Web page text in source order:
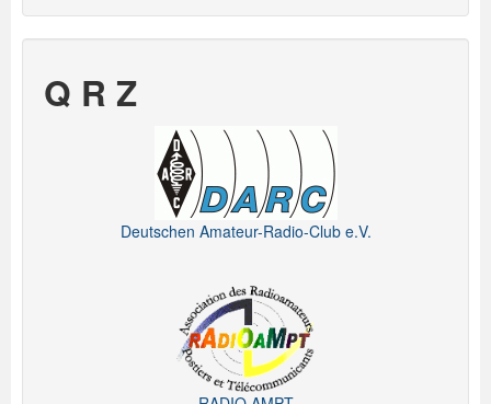
Q R Z
Deutschen Amateur-Radio-Club e.V.